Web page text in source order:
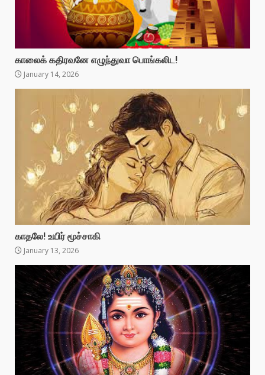
காலைக் கதிரவனே எழுந்துவா பொங்கலிட!
January 14, 2026
காதலே! உயிர் மூச்சாகி
January 13, 2026